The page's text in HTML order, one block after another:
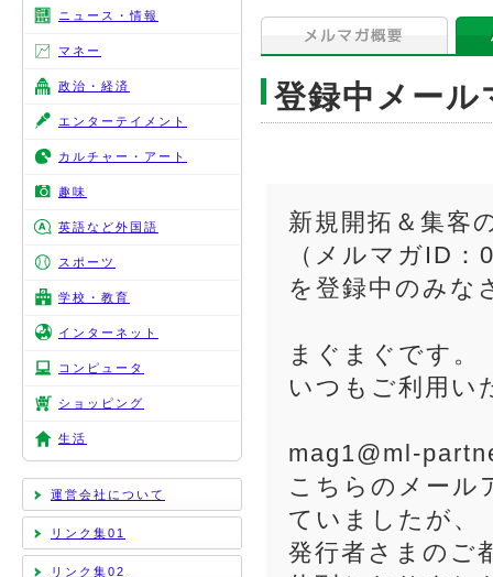
登録中メー
新規開拓＆集客
（メルマガID
を登録中のみな
まぐまぐです。
いつもご利用い
mag1@ml-
こちらのメール
ていましたが、
発行者さまのご
ニュース・情報
マネー
政治・経済
エンターテイメント
カルチャー・アート
趣味
英語など外国語
スポーツ
学校・教育
インターネット
コンピュータ
ショッピング
生活
運営会社について
リンク集01
リンク集02